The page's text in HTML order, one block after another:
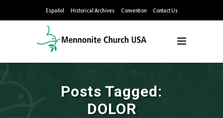
Español Historical Archives Convention Contact Us
Posts Tagged:
DOLOR